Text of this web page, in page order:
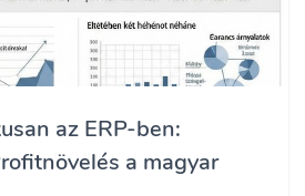
az ERP-ben:
a magyar